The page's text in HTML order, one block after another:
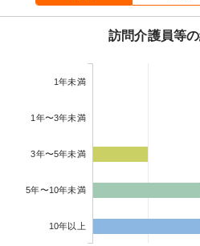
訪問介護員等
1年未満
1年〜3年未満
3年〜5年未満
5年〜10年未満
10年以上